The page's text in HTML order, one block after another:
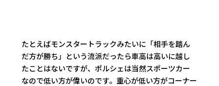
たとえばモンスタートラックみたいに「相手を踏ん
だ方が勝ち」という流派だったら車高は高いに越し
たことはないですが、ポルシェは当然スポーツカー
なので低い方が偉いのです。重心が低い方がコーナー